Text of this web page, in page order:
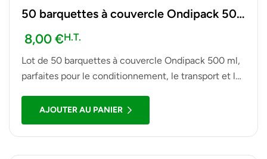
50 barquettes à couvercle Ondipack 500
ml
8,00€H.T.
Lot de 50 barquettes à couvercle Ondipack 500 ml,
parfaites pour le conditionnement, le transport et la
autres préparations alimentaires.
AJOUTER AU PANIER